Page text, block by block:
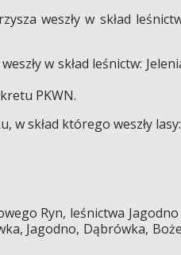
weszły w skład
w skład leśnictw:
PKWN.
w skład którego weszły lasy:
Ryn, leśnictwa
Jagodno, Dąbrówka,